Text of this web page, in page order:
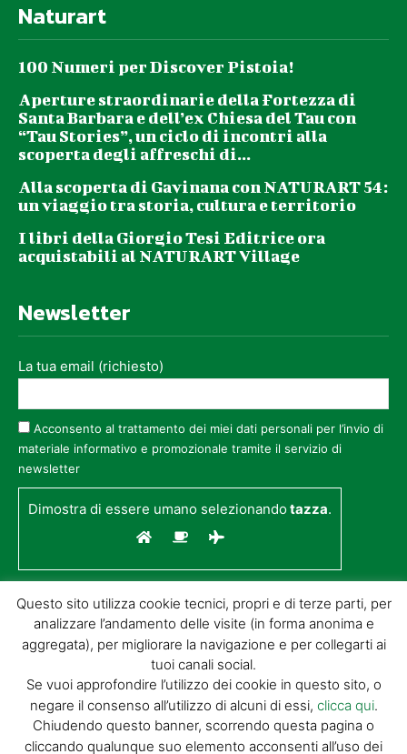
Naturart
100 Numeri per Discover Pistoia!
Aperture straordinarie della Fortezza di
Santa Barbara e dell’ex Chiesa del Tau con
“Tau Stories”, un ciclo di incontri alla
scoperta degli affreschi di...
Alla scoperta di Gavinana con NATURART 54:
un viaggio tra storia, cultura e territorio
I libri della Giorgio Tesi Editrice ora
acquistabili al NATURART Village
Newsletter
La tua email (richiesto)
Acconsento al trattamento dei miei dati personali per l’invio di
materiale informativo e promozionale tramite il servizio di
newsletter
Dimostra di essere umano selezionandotazza.
© GIORGIO TESI EDITRICE S.R.L. | P.IVA
01732650476 | VIA DI BADIA 14 – 51100 LOC.
BOTTEGONE (PISTOIA) |POWERED BY
Questo sito utilizza cookie tecnici, propri e di terze parti, per
analizzare l’andamento delle visite (in forma anonima e
aggregata), per migliorare la navigazione e per collegarti ai
tuoi canali social.
Se vuoi approfondire l’utilizzo dei cookie in questo sito, o
negare il consenso all’utilizzo di alcuni di essi, clicca qui.
Chiudendo questo banner, scorrendo questa pagina o
cliccando qualunque suo elemento acconsenti all’uso dei